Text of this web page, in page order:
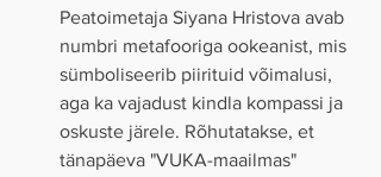
Peatoimetaja Siyana Hristova avab
numbri metafooriga ookeanist, mis
sümboliseerib piirituid võimalusi,
aga ka vajadust kindla kompassi ja
oskuste järele. Rõhutatakse, et
tänapäeva "VUKA-maailmas"